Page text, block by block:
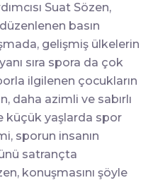
Suat Sözen,
basın
gelişmiş ülkelerin
sıra spora da çok
ilgilenen çocukların
daha azimli ve sabırlı
küçük yaşlarda spor
sporun insanın
satrançta
konuşmasını şöyle